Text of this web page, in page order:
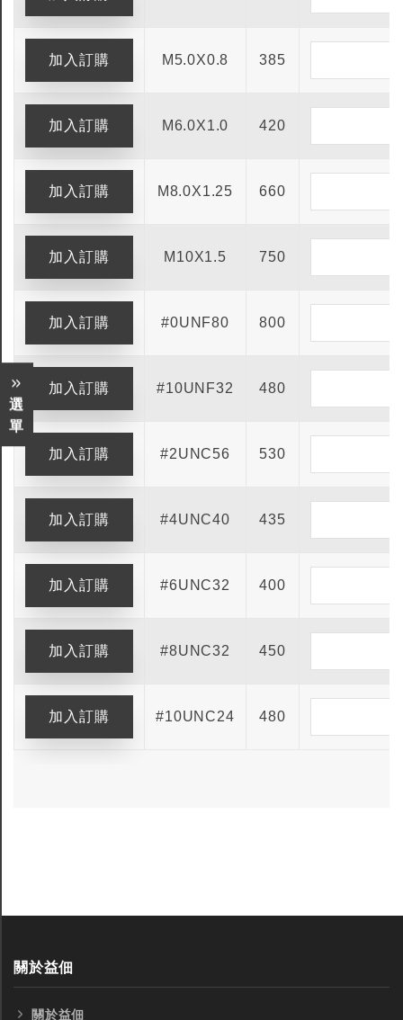
選
單
M5.0X0.8 385
M6.0X1.0 420
M8.0X1.25 660
M10X1.5 750
#0UNF80 800
#10UNF32 480
#2UNC56 530
#4UNC40 435
#6UNC32 400
#8UNC32 450
#10UNC24 480
關於益佃
關於益佃